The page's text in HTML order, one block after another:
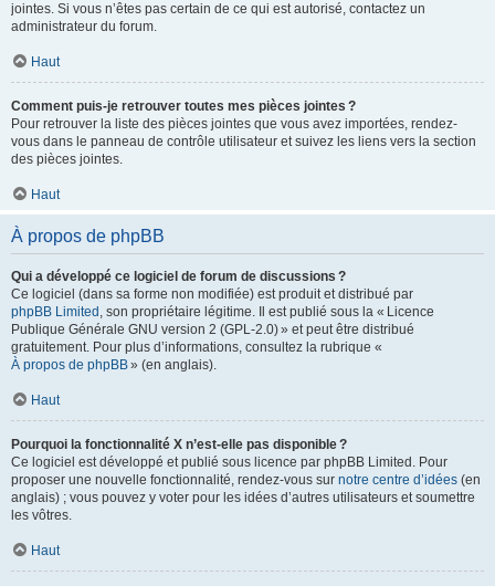
jointes. Si vous n’êtes pas certain de ce qui est autorisé, contactez un
administrateur du forum.
Haut
Comment puis-je retrouver toutes mes pièces jointes ?
Pour retrouver la liste des pièces jointes que vous avez importées, rendez-
vous dans le panneau de contrôle utilisateur et suivez les liens vers la section
des pièces jointes.
Haut
À propos de phpBB
Qui a développé ce logiciel de forum de discussions ?
Ce logiciel (dans sa forme non modifiée) est produit et distribué par
phpBB Limited , son propriétaire légitime. Il est publié sous la « Licence
Publique Générale GNU version 2 (GPL-2.0) » et peut être distribué
gratuitement. Pour plus d’informations, consultez la rubrique «
À propos de phpBB» (en anglais).
Haut
Pourquoi la fonctionnalité X n’est-elle pas disponible ?
Ce logiciel est développé et publié sous licence par phpBB Limited. Pour
proposer une nouvelle fonctionnalité, rendez-vous sur notre centre d’idées (en
anglais) ; vous pouvez y voter pour les idées d’autres utilisateurs et soumettre
les vôtres.
Haut